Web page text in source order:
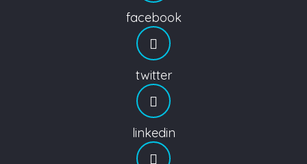
facebook
twitter
linkedin